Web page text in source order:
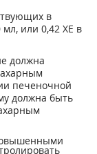
в
мл, или 0,42 ХЕ в
должна
печеночной
должна быть